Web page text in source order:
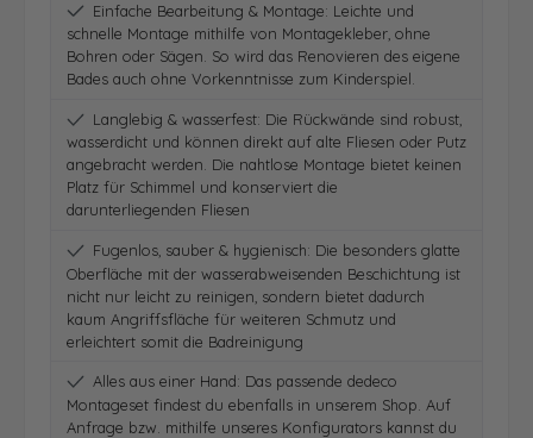
Einfache Bearbeitung & Montage: Leichte und
schnelle Montage mithilfe von Montagekleber, ohne
Bohren oder Sägen. So wird das Renovieren des eigene
Bades auch ohne Vorkenntnisse zum Kinderspiel.
Langlebig & wasserfest: Die Rückwände sind robust,
wasserdicht und können direkt auf alte Fliesen oder Putz
angebracht werden. Die nahtlose Montage bietet keinen
Platz für Schimmel und konserviert die
darunterliegenden Fliesen
Fugenlos, sauber & hygienisch: Die besonders glatte
Oberfläche mit der wasserabweisenden Beschichtung ist
nicht nur leicht zu reinigen, sondern bietet dadurch
kaum Angriffsfläche für weiteren Schmutz und
erleichtert somit die Badreinigung
Alles aus einer Hand: Das passende dedeco
Montageset findest du ebenfalls in unserem Shop. Auf
Anfrage bzw. mithilfe unseres Konfigurators kannst du